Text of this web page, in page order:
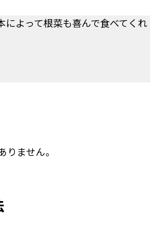
によって根菜も喜んで食べてくれ
ません。